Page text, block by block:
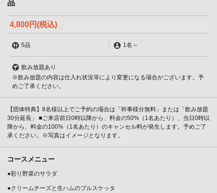
品
4,800円(税込)
5品 1名 ～
飲み放題あり
※飲み放題の内容は仕入れ状況等により変更になる場合がございます。予
めご了承ください。
【団体特典】8名様以上でご予約の場合は「幹事様分無料」または「飲み放題
30分延長」 ■ご来店前日0時以降から、料金の50%（1名あたり）、当日0時以
降から、料金の100%（1名あたり）のキャンセル料が発生します。予めご了
承ください。※写真はイメージとなります。
コースメニュー
●彩り野菜のサラダ
●クリームチーズと生ハムのブルスケッタ